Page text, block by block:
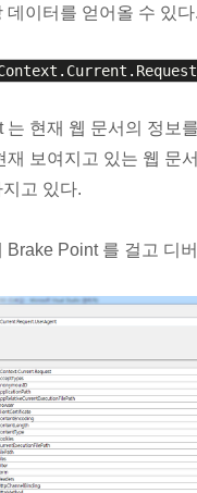
데이터를 얻어올 수 있다.
. Current . Request
는 현재 웹 문서의 정보
재 보여지고 있는 웹 문
고 있다.
Brake Point 를 걸고 디